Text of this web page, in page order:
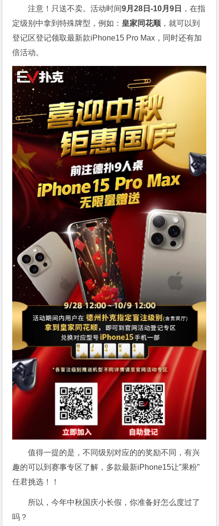
注意！只送不卖。活动时间9月28日-10月9日
，在指
定级别中拿到特殊牌型，例如： 皇家同花顺 ，就可以到
登记区登记领取最新款iPhone15 Pro Max，同时还有加
倍活动。
值得一提的是，不同级别对应的的奖励不同，有兴
趣的可以到赛事专区了解，多款最新iPhone15让”果粉”
任君挑选！！
所以，今年中秋国庆小长假，你准备好怎么度过了
吗？